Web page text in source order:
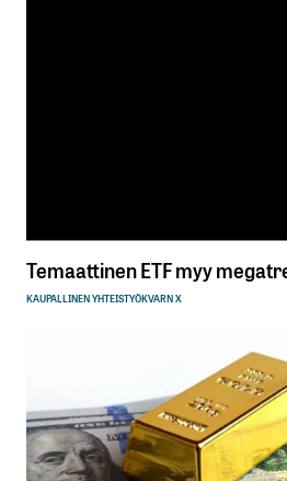
Temaattinen ETF myy
KAUPALLINEN YHTEISTYÖKVARN X